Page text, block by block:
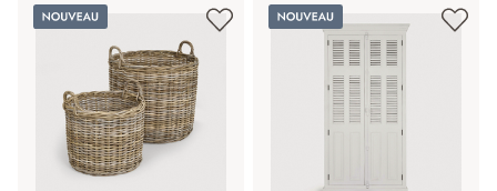
Nouveau Nouveau